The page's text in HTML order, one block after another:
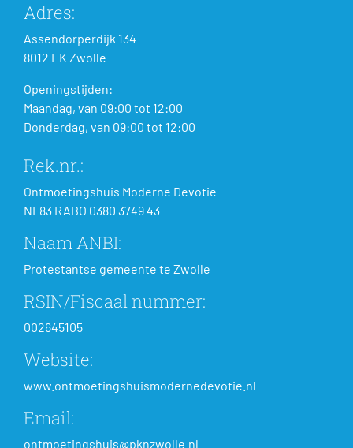
Adres:
Assendorperdijk 134
8012 EK Zwolle
Openingstijden:
Maandag, van 09:00 tot 12:00
Donderdag, van 09:00 tot 12:00
Rek.nr.:
Ontmoetingshuis Moderne Devotie
NL83 RABO 0380 3749 43
Naam ANBI:
Protestantse gemeente te Zwolle
RSIN/Fiscaal nummer:
002645105
Website:
www.ontmoetingshuismodernedevotie.nl
Email:
ontmoetingshuis@pknzwolle.nl